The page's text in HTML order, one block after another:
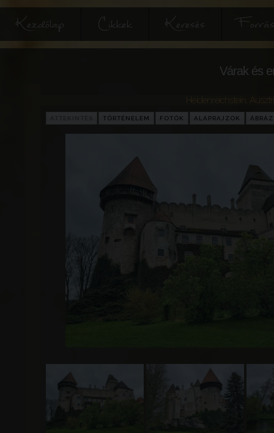
Kezdőlap Cikkek Keresés
Várak és
Heidenreichstein
TÖRTÉNELEM FOTÓK ALAPRAJZOK